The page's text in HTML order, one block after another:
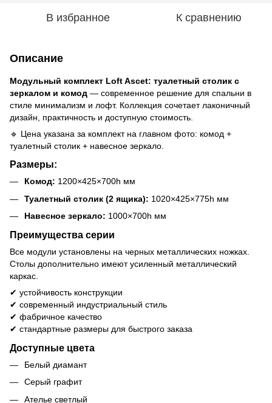
В избранное К сравнению
Описание
Модульный комплект Loft Ascet: туалетный столик с
зеркалом и комод — современное решение для спальни в
стиле минимализм и лофт. Коллекция сочетает лаконичный
дизайн, практичность и доступную стоимость.
🔹 Цена указана за комплект на главном фото: комод +
туалетный столик + навесное зеркало.
Размеры:
Комод: 1200×425×700h мм
Туалетный столик (2 ящика): 1020×425×775h мм
Навесное зеркало: 1000×700h мм
Преимущества серии
Все модули установлены на черных металлических ножках.
Столы дополнительно имеют усиленный металлический
каркас.
✔ устойчивость конструкции
✔ современный индустриальный стиль
✔ фабричное качество
✔ стандартные размеры для быстрого заказа
Доступные цвета
Белый диамант
Серый графит
Ателье светлый